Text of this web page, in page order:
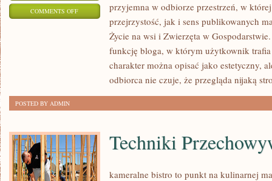
COMMENTS OFFON
ZWIERZĘTA
GOSPODARSTWIE
przyjemna w odbiorze przestrzeń, w
przejrzystość, jak i sens publikowanych
Życie na wsi i Zwierzęta w
funkcję bloga, w którym użytkownik trafia
charakter można opisać jako estetyczny,
odbiorca nie czuje, że przegląda nijaką
POSTED BY ADMIN
Techniki
kameralne bistro to punkt na kulinarnej